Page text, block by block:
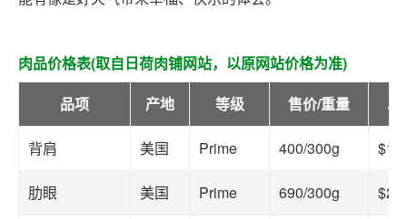
肉品价格表(取自日荷肉铺网站，以原网站价格为准)
品项
产地 等级 售价/重量 单
背肩 美国 Prime 400/300g
肋眼 美国 Prime 690/300g